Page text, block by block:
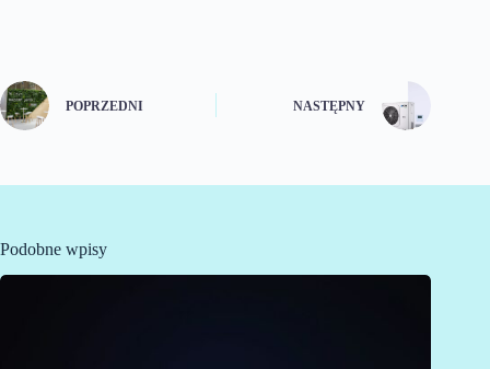
POPRZEDNI NASTĘPNY
Podobne wpisy